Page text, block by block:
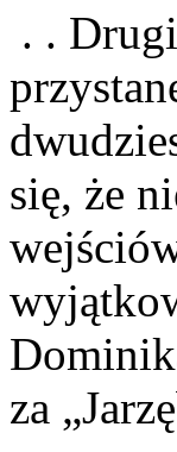
. .
się, że
za